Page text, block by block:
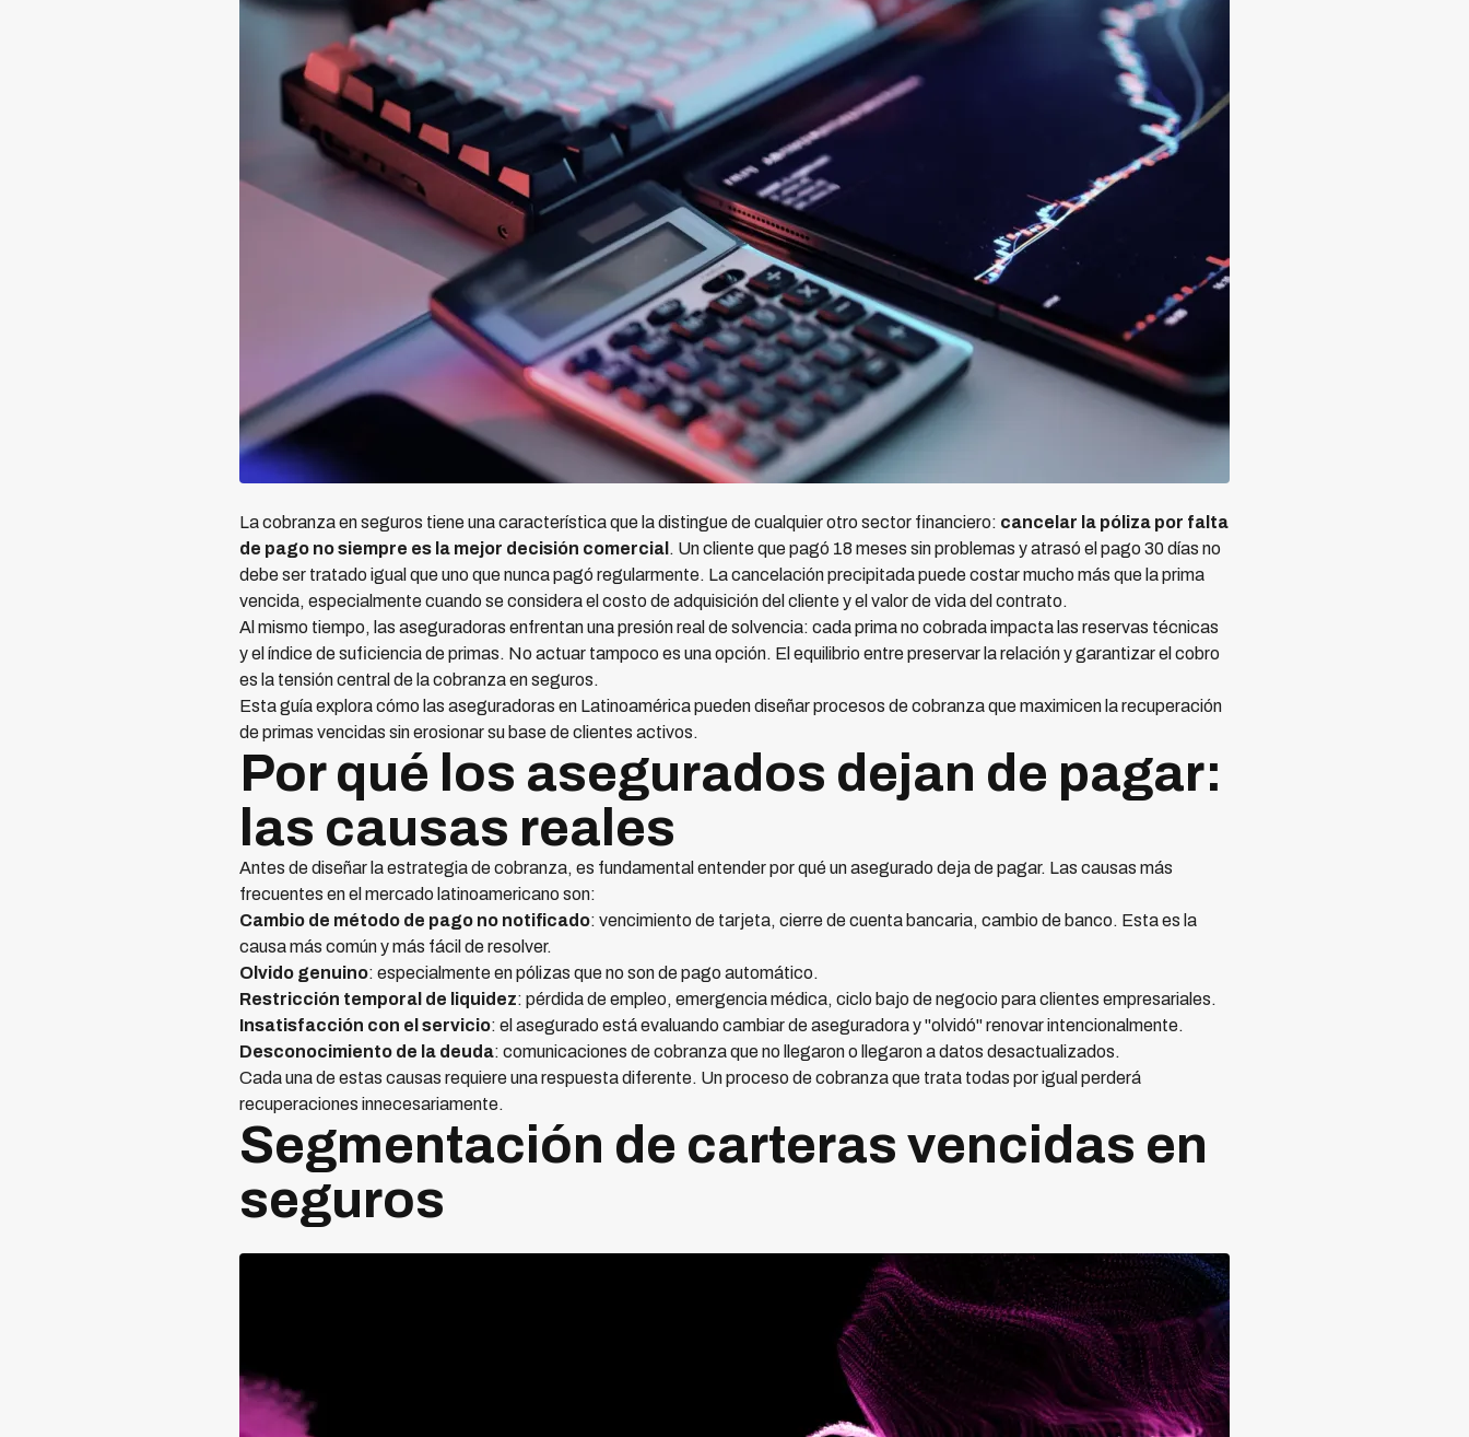
La cobranza en seguros tiene una característica que la distingue de cualquier otro sector financiero: cancelar la póliza por falta
de pago no siempre es la mejor decisión comercial . Un cliente que pagó 18 meses sin problemas y atrasó el pago 30 días no
debe ser tratado igual que uno que nunca pagó regularmente. La cancelación precipitada puede costar mucho más que la prima
vencida, especialmente cuando se considera el costo de adquisición del cliente y el valor de vida del contrato.
Al mismo tiempo, las aseguradoras enfrentan una presión real de solvencia: cada prima no cobrada impacta las reservas técnicas
y el índice de suficiencia de primas. No actuar tampoco es una opción. El equilibrio entre preservar la relación y garantizar el cobro
es la tensión central de la cobranza en seguros.
Esta guía explora cómo las aseguradoras en Latinoamérica pueden diseñar procesos de cobranza que maximicen la recuperación
de primas vencidas sin erosionar su base de clientes activos.
Por qué los asegurados dejan de pagar:
las causas reales
Antes de diseñar la estrategia de cobranza, es fundamental entender por qué un asegurado deja de pagar. Las causas más
frecuentes en el mercado latinoamericano son:
Cambio de método de pago no notificado: vencimiento de tarjeta, cierre de cuenta bancaria, cambio de banco. Esta es la
causa más común y más fácil de resolver.
Olvido genuino: especialmente en pólizas que no son de pago automático.
Restricción temporal de liquidez: pérdida de empleo, emergencia médica, ciclo bajo de negocio para clientes empresariales.
Insatisfacción con el servicio: el asegurado está evaluando cambiar de aseguradora y "olvidó" renovar intencionalmente.
Desconocimiento de la deuda: comunicaciones de cobranza que no llegaron o llegaron a datos desactualizados.
Cada una de estas causas requiere una respuesta diferente. Un proceso de cobranza que trata todas por igual perderá
recuperaciones innecesariamente.
Segmentación de carteras vencidas en
seguros